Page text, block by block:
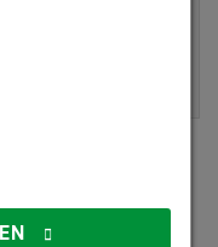
durchführen